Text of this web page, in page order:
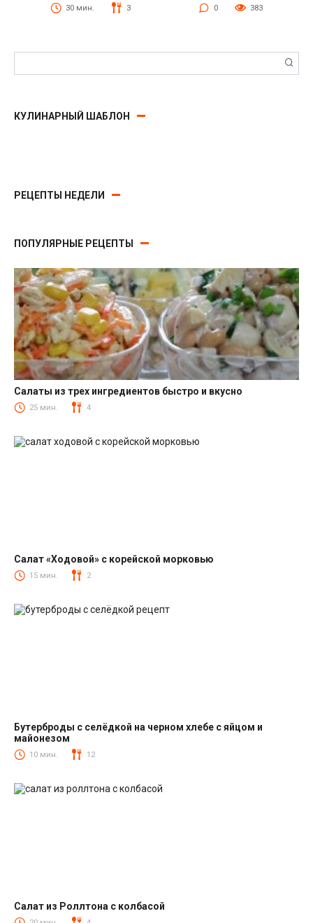
30 мин. 3 0 383
КУЛИНАРНЫЙ ШАБЛОН
РЕЦЕПТЫ НЕДЕЛИ
ПОПУЛЯРНЫЕ РЕЦЕПТЫ
Салаты
Салаты из трех ингредиентов быстро и вкусно
25 мин. 4
Салаты с корейской морковкой
Салат «Ходовой» с корейской морковью
15 мин. 2
Закуски
Бутерброды с селёдкой на черном хлебе с яйцом и
майонезом
10 мин. 12
Салат из Роллтона с колбасой